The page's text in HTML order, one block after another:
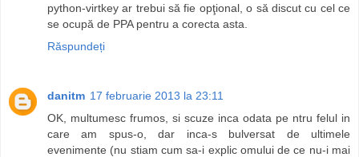
python-virtkey ar trebui să fie opţional, o să discut cu cel ce
se ocupă de PPA pentru a corecta asta.
Răspundeți
danitm 17 februarie 2013 la 23:11
OK, multumesc frumos, si scuze inca odata pe ntru felul in
care am spus-o, dar inca-s bulversat de ultimele
evenimente (nu stiam cum sa-i explic omului de ce nu-i mai